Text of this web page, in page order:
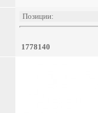
Позиции:
1778140